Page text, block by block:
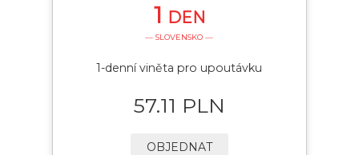
1 DEN
— SLOVENSKO —
1-denní viněta pro upoutávku
57.11 PLN
OBJEDNAT